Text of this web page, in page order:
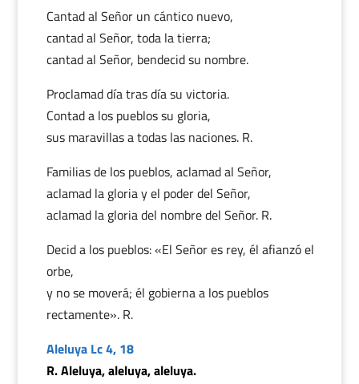
Cantad al Señor un cántico nuevo,
cantad al Señor, toda la tierra;
cantad al Señor, bendecid su nombre.
Proclamad día tras día su victoria.
Contad a los pueblos su gloria,
sus maravillas a todas las naciones. R.
Familias de los pueblos, aclamad al Señor,
aclamad la gloria y el poder del Señor,
aclamad la gloria del nombre del Señor. R.
Decid a los pueblos: «El Señor es rey, él afianzó el
orbe,
y no se moverá; él gobierna a los pueblos
rectamente». R.
Aleluya Lc 4, 18
R. Aleluya, aleluya, aleluya.